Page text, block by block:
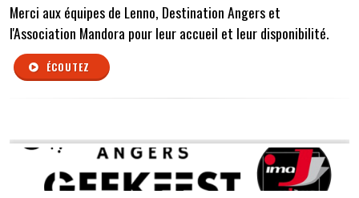
Merci aux équipes de Lenno, Destination Angers et
l'Association Mandora pour leur accueil et leur disponibilité.
ÉCOUTEZ